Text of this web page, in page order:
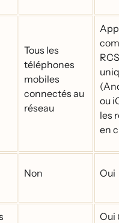
Tous les
téléphones
mobiles
connectés au
réseau
RCS
ou
les
en
Non Oui
Oui